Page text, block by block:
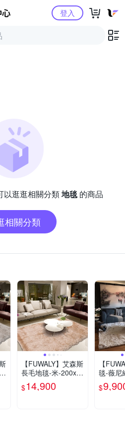
Yahoo購物中心登入
以逛逛相關分類地毯 的商品
相關分類
【FUWALY】艾森斯
長毛地毯-米-200x2
90CM (地毯 地墊 長
毛 柔軟 素色 生活美
$14,900
【
毯-薇尼
30CM
層 質感
$